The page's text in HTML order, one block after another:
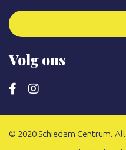
Volg ons
© 2020 Schiedam Centrum.